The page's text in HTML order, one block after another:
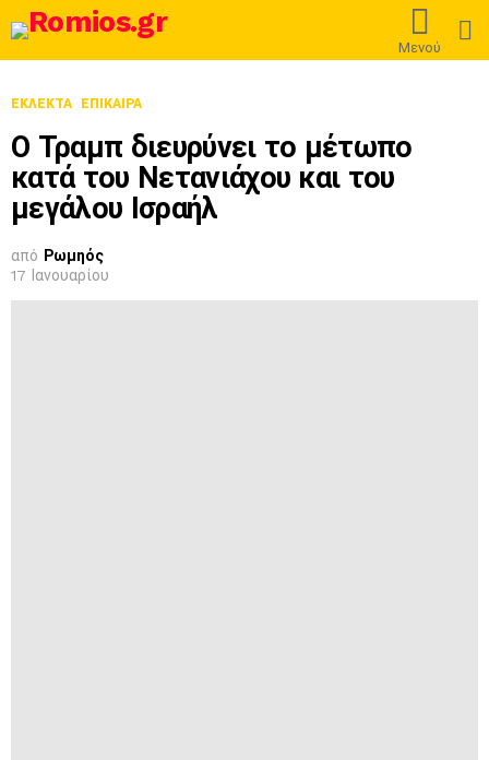
Μενού
ΕΚΛΕΚΤΆ ΕΠΊΚΑΙΡΑ
Ο Τραμπ διευρύνει το μέτωπο
κατά του Νετανιάχου και του
μεγάλου Ισραήλ
από Ρωμηός
17 Ιανουαρίου